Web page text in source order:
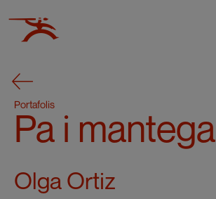
Portafolis
Pa i mantega
Olga Ortiz